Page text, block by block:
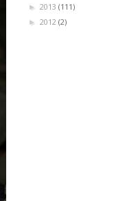
► 2013 (111)
► 2012 (2)